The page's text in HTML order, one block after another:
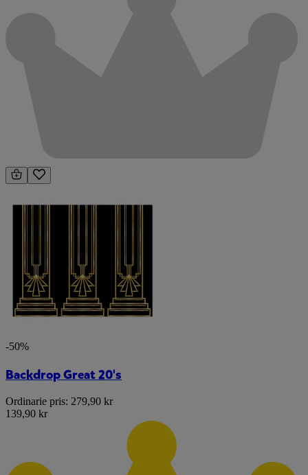
-50%
Backdrop Great 20's
Ordinarie pris: 279,90 kr
139,90 kr